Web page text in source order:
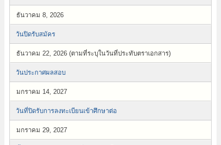
ธันวาคม 8, 2026
วันปิดรับสมัคร
ธันวาคม 22, 2026 (ตามที่ระบุในวันที่ประทับตราเอกสาร)
วันประกาศผลสอบ
มกราคม 14, 2027
วันที่ปิดรับการลงทะเบียนเข้าศึกษาต่อ
มกราคม 29, 2027